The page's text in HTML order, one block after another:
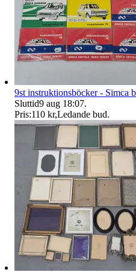
9st instruktionsböcker - Simca
Sluttid9 aug 18:07.
Pris:110 kr,Ledande bud.